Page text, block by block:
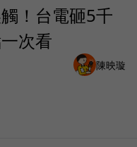
！台電砸5千
次看
陳映璇